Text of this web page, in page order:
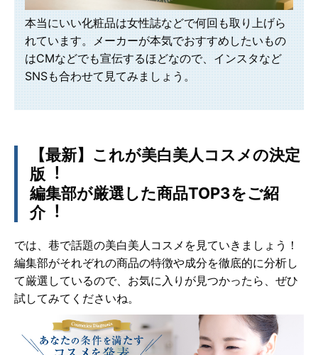
本当にいい化粧品は女性誌などで何回も取り上げら
れています。メーカーが本気でおすすめしたいもの
はCMなどでも宣伝するほどなので、インスタなど
SNSも合わせて見てみましょう。
【最新】これが美⽩美⼈コスメの決定
版︕
編集部が厳選した商品TOP3をご紹
介︕
では、巷で話題の美⽩美⼈コスメを⾒ていきましょう！
編集部がそれぞれの商品の特徴や成分を徹底的に分析し
て厳選しているので、お気に⼊りが⾒つかったら、ぜひ
試してみてくださいね。